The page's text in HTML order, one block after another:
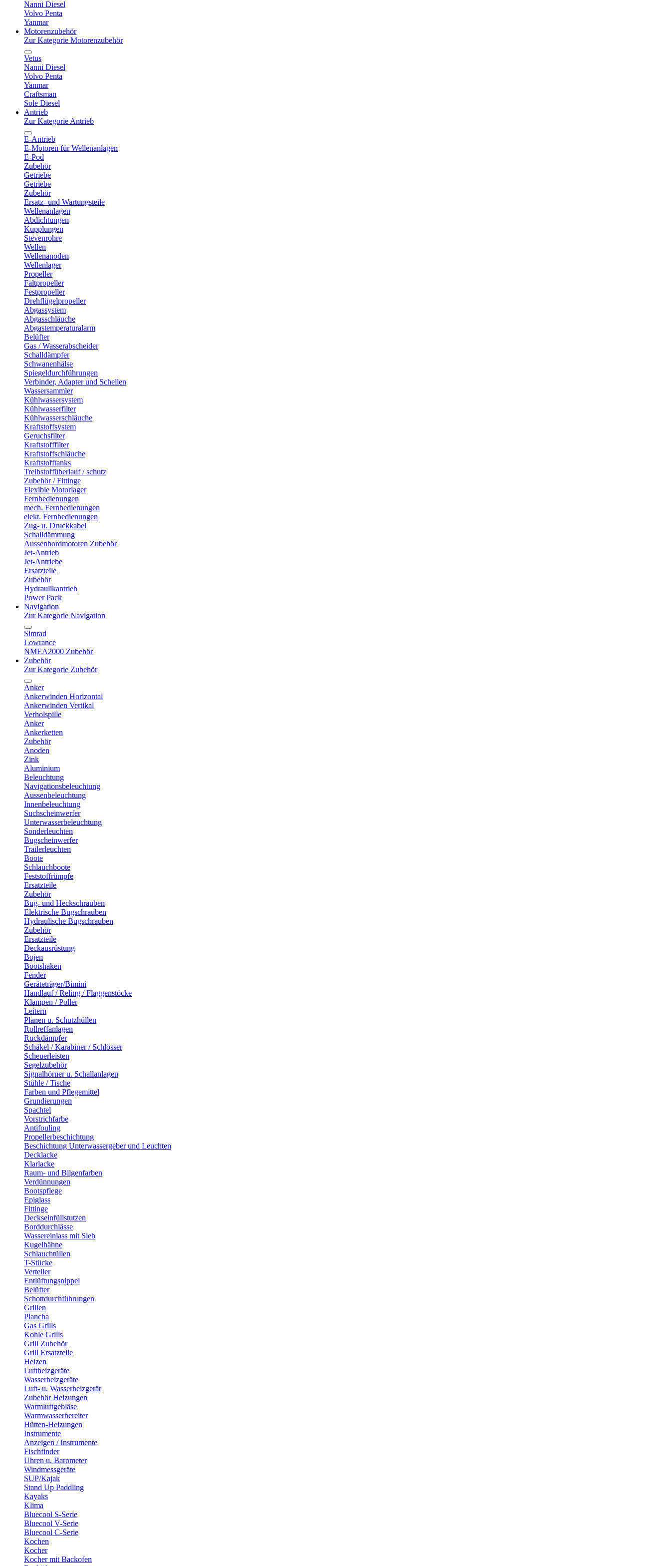
Nanni Diesel
Volvo Penta
Yanmar
Motorenzubehör
Zur Kategorie Motorenzubehör
Vetus
Nanni Diesel
Volvo Penta
Yanmar
Craftsman
Sole Diesel
Antrieb
Zur Kategorie Antrieb
E-Antrieb
E-Motoren für Wellenanlagen
E-Pod
Zubehör
Getriebe
Getriebe
Zubehör
Ersatz- und Wartungsteile
Wellenanlagen
Abdichtungen
Kupplungen
Stevenrohre
Wellen
Wellenanoden
Wellenlager
Propeller
Faltpropeller
Festpropeller
Drehflügelpropeller
Abgassystem
Abgasschläuche
Abgastemperaturalarm
Belüfter
Gas / Wasserabscheider
Schalldämpfer
Schwanenhälse
Spiegeldurchführungen
Verbinder, Adapter und Schellen
Wassersammler
Kühlwassersystem
Kühlwasserfilter
Kühlwasserschläuche
Kraftstoffsystem
Geruchsfilter
Kraftstofffilter
Kraftstoffschläuche
Kraftstofftanks
Treibstoffüberlauf / schutz
Zubehör / Fittinge
Flexible Motorlager
Fernbedienungen
mech. Fernbedienungen
elekt. Fernbedienungen
Zug- u. Druckkabel
Schalldämmung
Aussenbordmotoren Zubehör
Jet-Antrieb
Jet-Antriebe
Ersatzteile
Zubehör
Hydraulikantrieb
Power Pack
Navigation
Zur Kategorie Navigation
Simrad
Lowrance
NMEA2000 Zubehör
Zubehör
Zur Kategorie Zubehör
Anker
Ankerwinden Horizontal
Ankerwinden Vertikal
Verholspille
Anker
Ankerketten
Zubehör
Anoden
Zink
Aluminium
Beleuchtung
Navigationsbeleuchtung
Aussenbeleuchtung
Innenbeleuchtung
Suchscheinwerfer
Unterwasserbeleuchtung
Sonderleuchten
Bugscheinwerfer
Trailerleuchten
Boote
Schlauchboote
Feststoffrümpfe
Ersatzteile
Zubehör
Bug- und Heckschrauben
Elektrische Bugschrauben
Hydraulische Bugschrauben
Zubehör
Ersatzteile
Deckausrüstung
Bojen
Bootshaken
Fender
Geräteträger/Bimini
Handlauf / Reling / Flaggenstöcke
Klampen / Poller
Leitern
Planen u. Schutzhüllen
Rollreffanlagen
Ruckdämpfer
Schäkel / Karabiner / Schlösser
Scheuerleisten
Segelzubehör
Signalhörner u. Schallanlagen
Stühle / Tische
Farben und Pflegemittel
Grundierungen
Spachtel
Vorstrichfarbe
Antifouling
Propellerbeschichtung
Beschichtung Unterwassergeber und Leuchten
Decklacke
Klarlacke
Raum- und Bilgenfarben
Verdünnungen
Bootspflege
Epiglass
Fittinge
Deckseinfüllstutzen
Borddurchlässe
Wassereinlass mit Sieb
Kugelhähne
Schlauchtüllen
T-Stücke
Verteiler
Entlüftungsnippel
Belüfter
Schottdurchführungen
Grillen
Plancha
Gas Grills
Kohle Grills
Grill Zubehör
Grill Ersatzteile
Heizen
Luftheizgeräte
Wasserheizgeräte
Luft- u. Wasserheizgerät
Zubehör Heizungen
Warmluftgebläse
Warmwasserbereiter
Hütten-Heizungen
Instrumente
Anzeigen / Instrumente
Fischfinder
Uhren u. Barometer
Windmessgeräte
SUP/Kajak
Stand Up Paddling
Kayaks
Klima
Bluecool S-Serie
Bluecool V-Serie
Bluecool C-Serie
Kochen
Kocher
Kocher mit Backofen